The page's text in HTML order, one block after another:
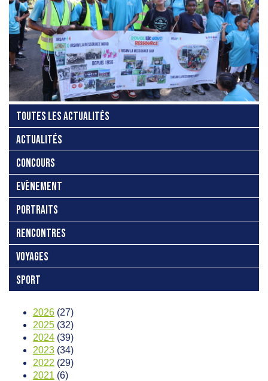
TOUTES LES ACTUALITÉS
ACTUALITÉS
CONCOURS
EVÈNEMENT
PORTRAITS
RENCONTRES
VOYAGES
SPORT
2026 (27)
2025 (32)
2024 (39)
2023 (34)
2022 (29)
2021 (6)